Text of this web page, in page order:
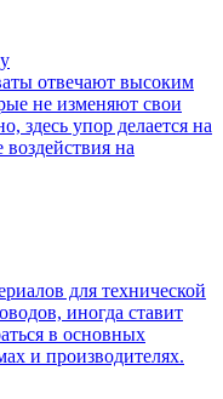
отвечают высоким
не изменяют свои
здесь упор делается на
на
для технической
иногда ставит
в основных
и производителях.